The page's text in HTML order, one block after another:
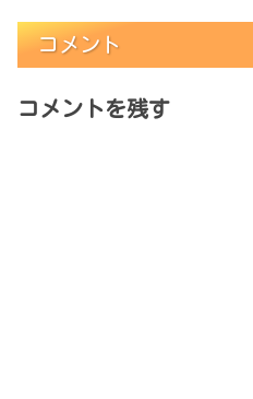
コメント
コメントを残す